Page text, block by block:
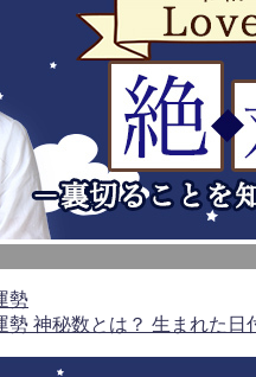
勢
勢 神秘数とは？ 生まれた